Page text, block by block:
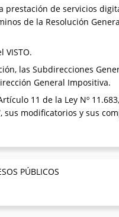
de servicios
de la Resolución
VISTO.
las Subdirecciones
General Impositiva.
11 de la Ley Nº
sus modificatorios y sus
PÚBLICOS